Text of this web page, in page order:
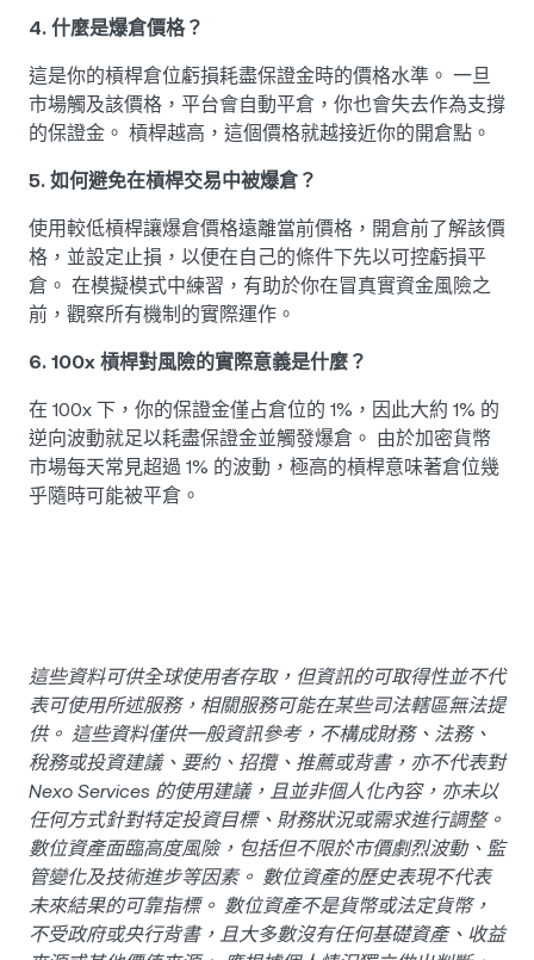
4. 什麼是爆倉價格？
這是你的槓桿倉位虧損耗盡保證金時的價格水準。 一旦
市場觸及該價格，平台會自動平倉，你也會失去作為支撐
的保證金。 槓桿越高，這個價格就越接近你的開倉點。
5. 如何避免在槓桿交易中被爆倉？
使用較低槓桿讓爆倉價格遠離當前價格，開倉前了解該價
格，並設定止損，以便在自己的條件下先以可控虧損平
倉。 在模擬模式中練習，有助於你在冒真實資金風險之
前，觀察所有機制的實際運作。
6. 100x 槓桿對風險的實際意義是什麼？
在 100x 下，你的保證金僅占倉位的 1%，因此大約 1% 的
逆向波動就足以耗盡保證金並觸發爆倉。 由於加密貨幣
市場每天常見超過 1% 的波動，極高的槓桿意味著倉位幾
乎隨時可能被平倉。
這些資料可供全球使用者存取，但資訊的可取得性並不代
表可使用所述服務，相關服務可能在某些司法轄區無法提
供。 這些資料僅供一般資訊參考，不構成財務、法務、
稅務或投資建議、要約、招攬、推薦或背書，亦不代表對
Nexo Services 的使用建議，且並非個人化內容，亦未以
任何方式針對特定投資目標、財務狀況或需求進行調整。
數位資產面臨高度風險，包括但不限於市價劇烈波動、監
管變化及技術進步等因素。 數位資產的歷史表現不代表
未來結果的可靠指標。 數位資產不是貨幣或法定貨幣，
不受政府或央行背書，且大多數沒有任何基礎資產、收益